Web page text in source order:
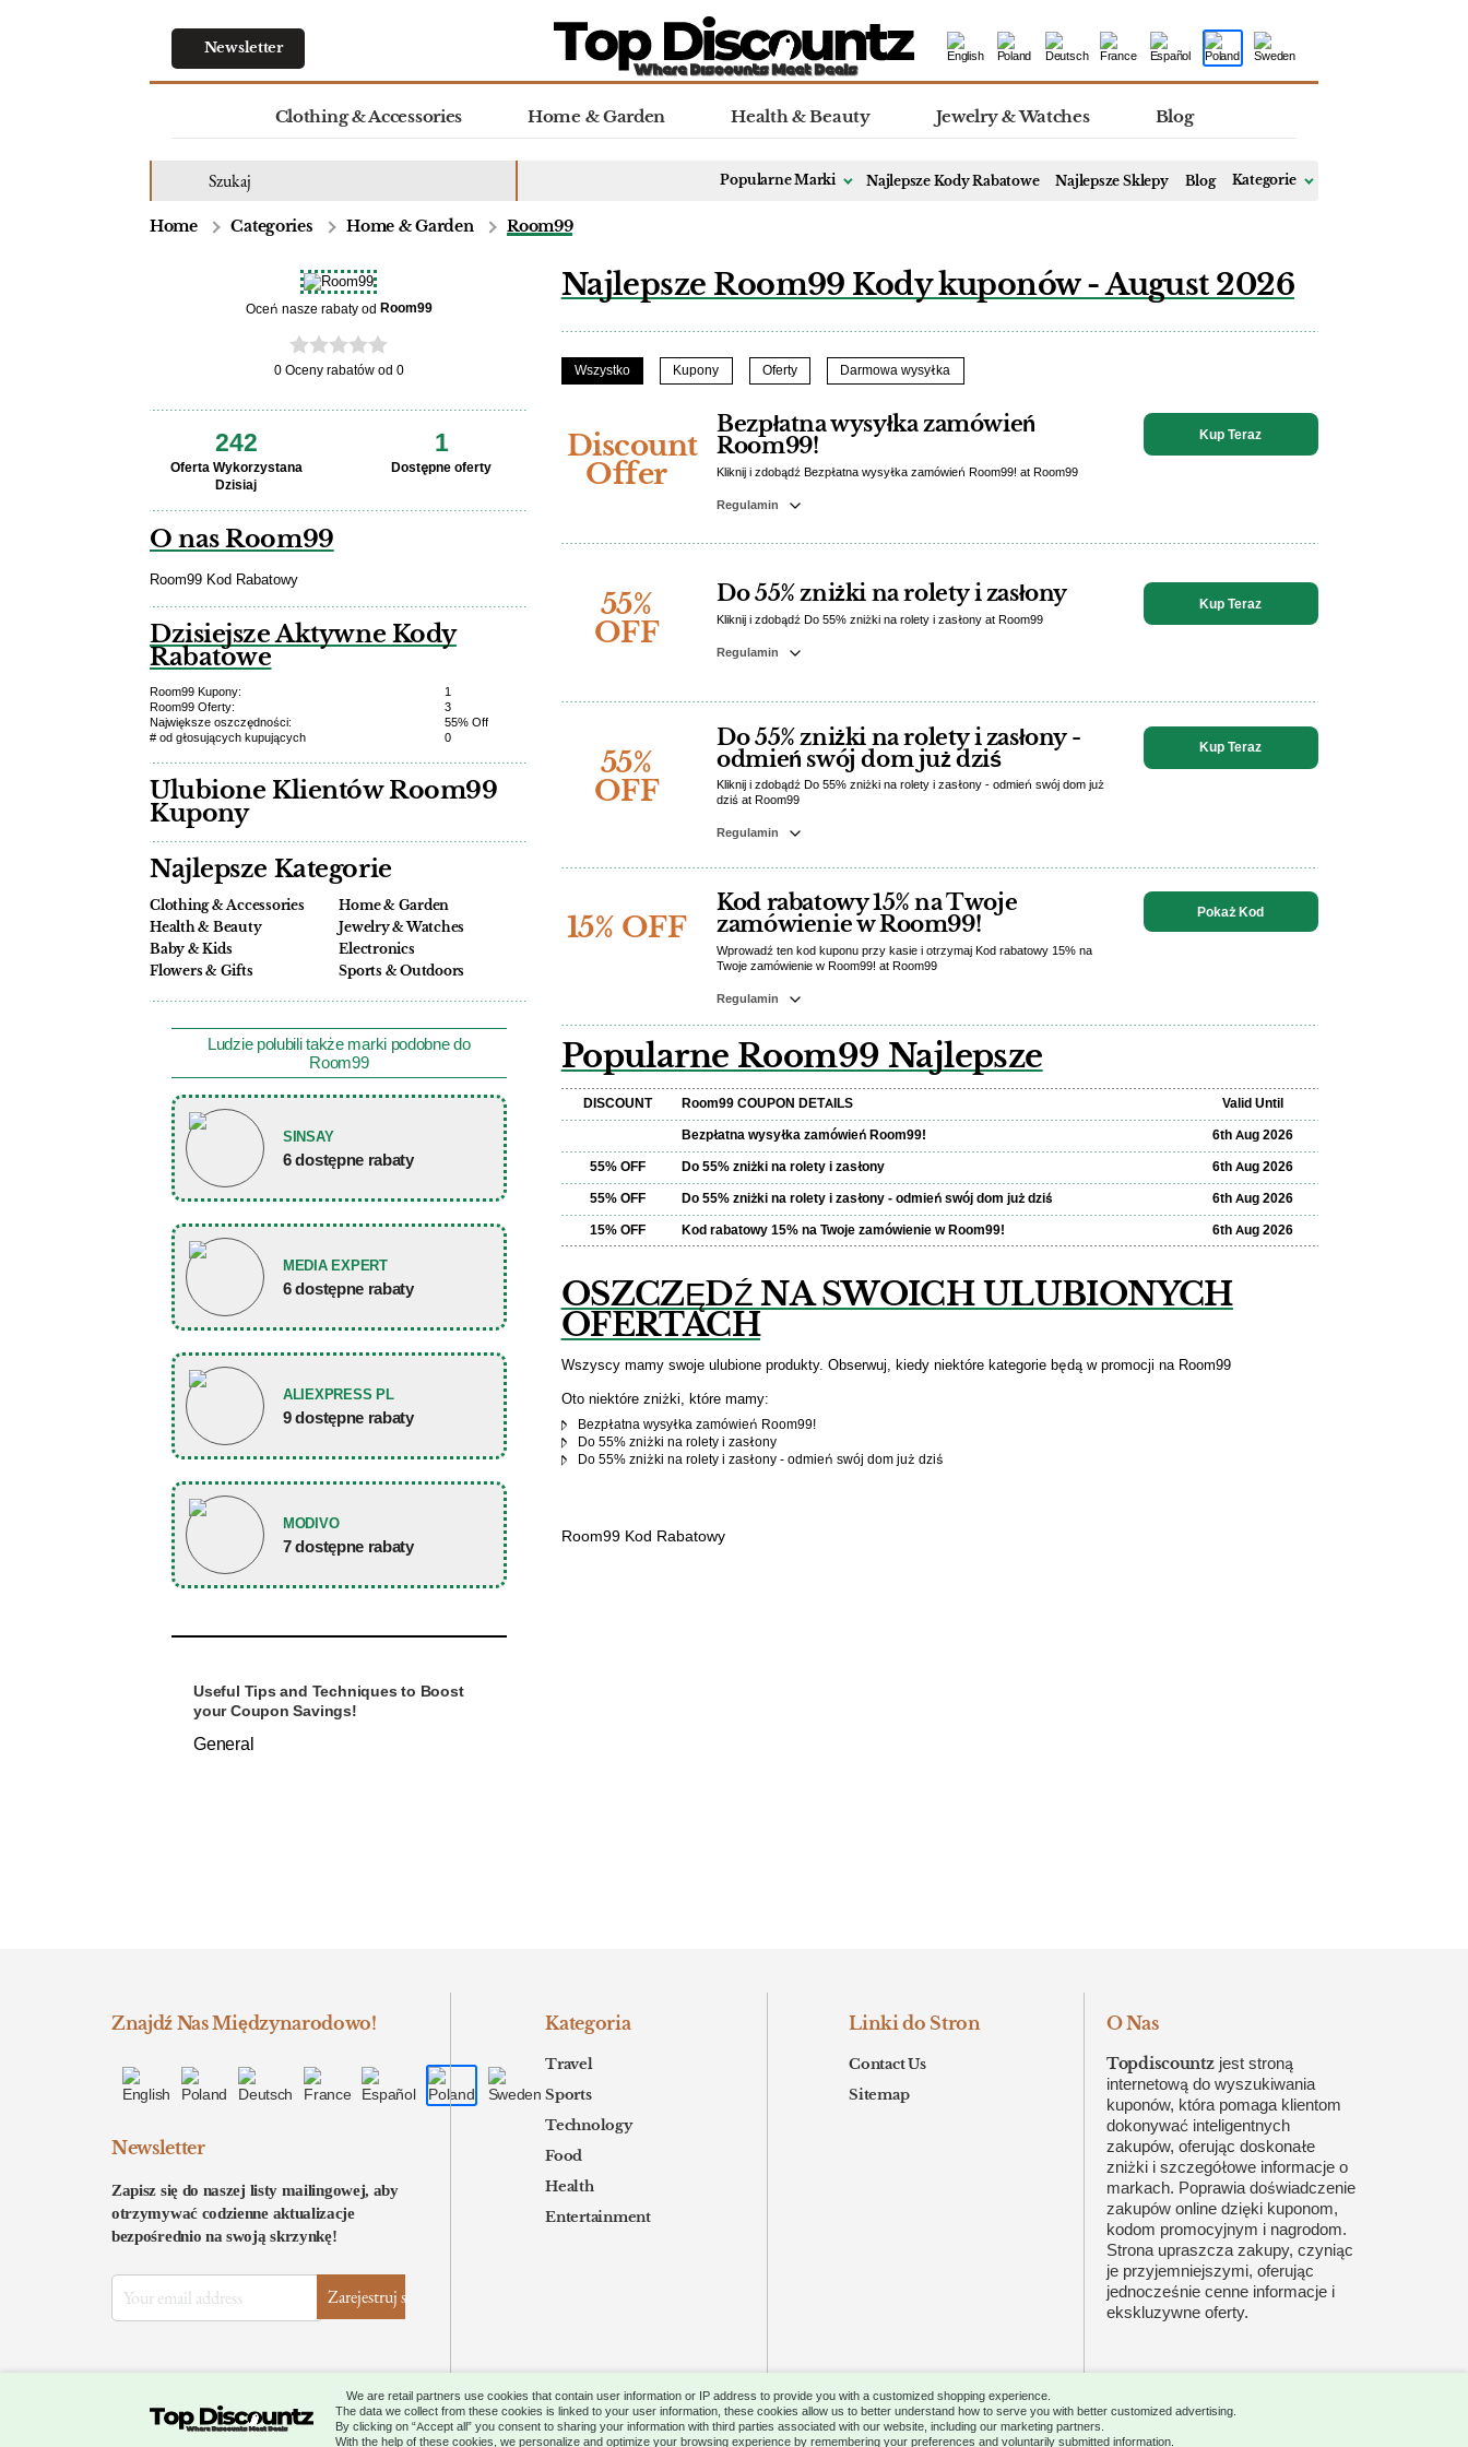
Newsletter
Clothing & Accessories Home & Garden Health & Beauty Jewelry & Watches Blog
Popularne Marki Najlepsze Kody Rabatowe Najlepsze Sklepy Blog Kategorie
Home Categories Home & Garden Room99
Oceń nasze rabaty od Room99
0 Oceny rabatów od 0
242
Oferta Wykorzystana
Dzisiaj
1
Dostępne oferty
O nas Room99
Room99 Kod Rabatowy
Dzisiejsze Aktywne Kody
Rabatowe
Room99 Kupony:
1
Room99 Oferty:
3
Największe oszczędności:
55% Off
# od głosujących kupujących
0
Ulubione Klientów Room99
Kupony
Najlepsze Kategorie
Clothing & Accessories
Home & Garden
Health & Beauty
Jewelry & Watches
Baby & Kids
Electronics
Flowers & Gifts
Sports & Outdoors
Ludzie polubili także marki podobne do
Room99
SINSAY
6 dostępne rabaty
MEDIA EXPERT
6 dostępne rabaty
ALIEXPRESS PL
9 dostępne rabaty
MODIVO
7 dostępne rabaty
Useful Tips and Techniques to Boost
your Coupon Savings!
General
Najlepsze Room99 Kody kuponów - August 2026
Wszystko Kupony Oferty Darmowa wysyłka
Discount
Offer
Bezpłatna wysyłka zamówień
Room99!
Kliknij i zdobądź Bezpłatna wysyłka zamówień Room99! at Room99
Kup Teraz
Regulamin
55%
OFF
Do 55% zniżki na rolety i zasłony
Kliknij i zdobądź Do 55% zniżki na rolety i zasłony at Room99
Kup Teraz
Regulamin
55%
OFF
Do 55% zniżki na rolety i zasłony -
odmień swój dom już dziś
Kliknij i zdobądź Do 55% zniżki na rolety i zasłony - odmień swój dom już
dziś at Room99
Kup Teraz
Regulamin
15% OFF
Kod rabatowy 15% na Twoje
zamówienie w Room99!
Wprowadź ten kod kuponu przy kasie i otrzymaj Kod rabatowy 15% na
Twoje zamówienie w Room99! at Room99
Pokaż Kod
Regulamin
Popularne Room99 Najlepsze
DISCOUNT Room99 COUPON DETAILS Valid Until
Bezpłatna wysyłka zamówień Room99! 6th Aug 2026
55% OFF Do 55% zniżki na rolety i zasłony 6th Aug 2026
55% OFF Do 55% zniżki na rolety i zasłony - odmień swój dom już dziś 6th Aug 2026
15% OFF Kod rabatowy 15% na Twoje zamówienie w Room99! 6th Aug 2026
OSZCZĘDŹ NA SWOICH ULUBIONYCH
OFERTACH
Wszyscy mamy swoje ulubione produkty. Obserwuj, kiedy niektóre kategorie będą w promocji na Room99
Oto niektóre zniżki, które mamy:
Bezpłatna wysyłka zamówień Room99!
Do 55% zniżki na rolety i zasłony
Do 55% zniżki na rolety i zasłony - odmień swój dom już dziś
Room99 Kod Rabatowy
Znajdź Nas Międzynarodowo!
Newsletter
Zapisz się do naszej listy mailingowej, aby
otrzymywać codzienne aktualizacje
bezpośrednio na swoją skrzynkę!
Kategoria
Travel
Sports
Technology
Food
Health
Entertainment
Linki do Stron
Contact Us
Sitemap
O Nas
Topdiscountzjest stroną
internetową do wyszukiwania
kuponów, która pomaga klientom
dokonywać inteligentnych
zakupów, oferując doskonałe
zniżki i szczegółowe informacje o
markach. Poprawia doświadczenie
zakupów online dzięki kuponom,
kodom promocyjnym i nagrodom.
Strona upraszcza zakupy, czyniąc
je przyjemniejszymi, oferując
jednocześnie cenne informacje i
ekskluzywne oferty.
All Rights Reserved © 2026 byTopdiscountz.
About
We are retail partners use cookies that contain user information or IP address to provide you with a customized shopping experience.
The data we collect from these cookies is linked to your user information, these cookies allow us to better understand how to serve you with better customized advertising.
By clicking on “Accept all” you consent to sharing your information with third parties associated with our website, including our marketing partners.
With the help of these cookies, we personalize and optimize your browsing experience by remembering your preferences and voluntarily submitted information.